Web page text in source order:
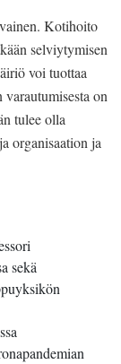
Kotihoito
selviytymisen
voi tuottaa
on
tulee olla
organisaation ja
sekä